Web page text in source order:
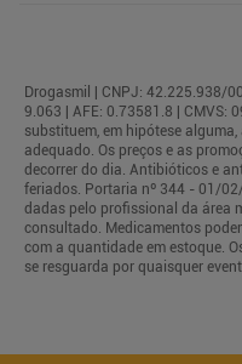
Drogasmil | CNPJ: 42.225.938/
9.063 | AFE: 0.73581.8 | CMVS:
substituem, em hipótese
adequado. Os preços e as
decorrer do dia. Antibióticos e
feriados. Portaria nº 344 - 01/
dadas pelo profissional da área
consultado. Medicamentos
com a quantidade em estoque.
se resguarda por quaisquer